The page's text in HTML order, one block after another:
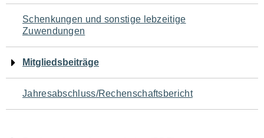
Schenkungen und sonstige lebzeitige
Zuwendungen
Mitgliedsbeiträge
Jahresabschluss/Rechenschaftsbericht